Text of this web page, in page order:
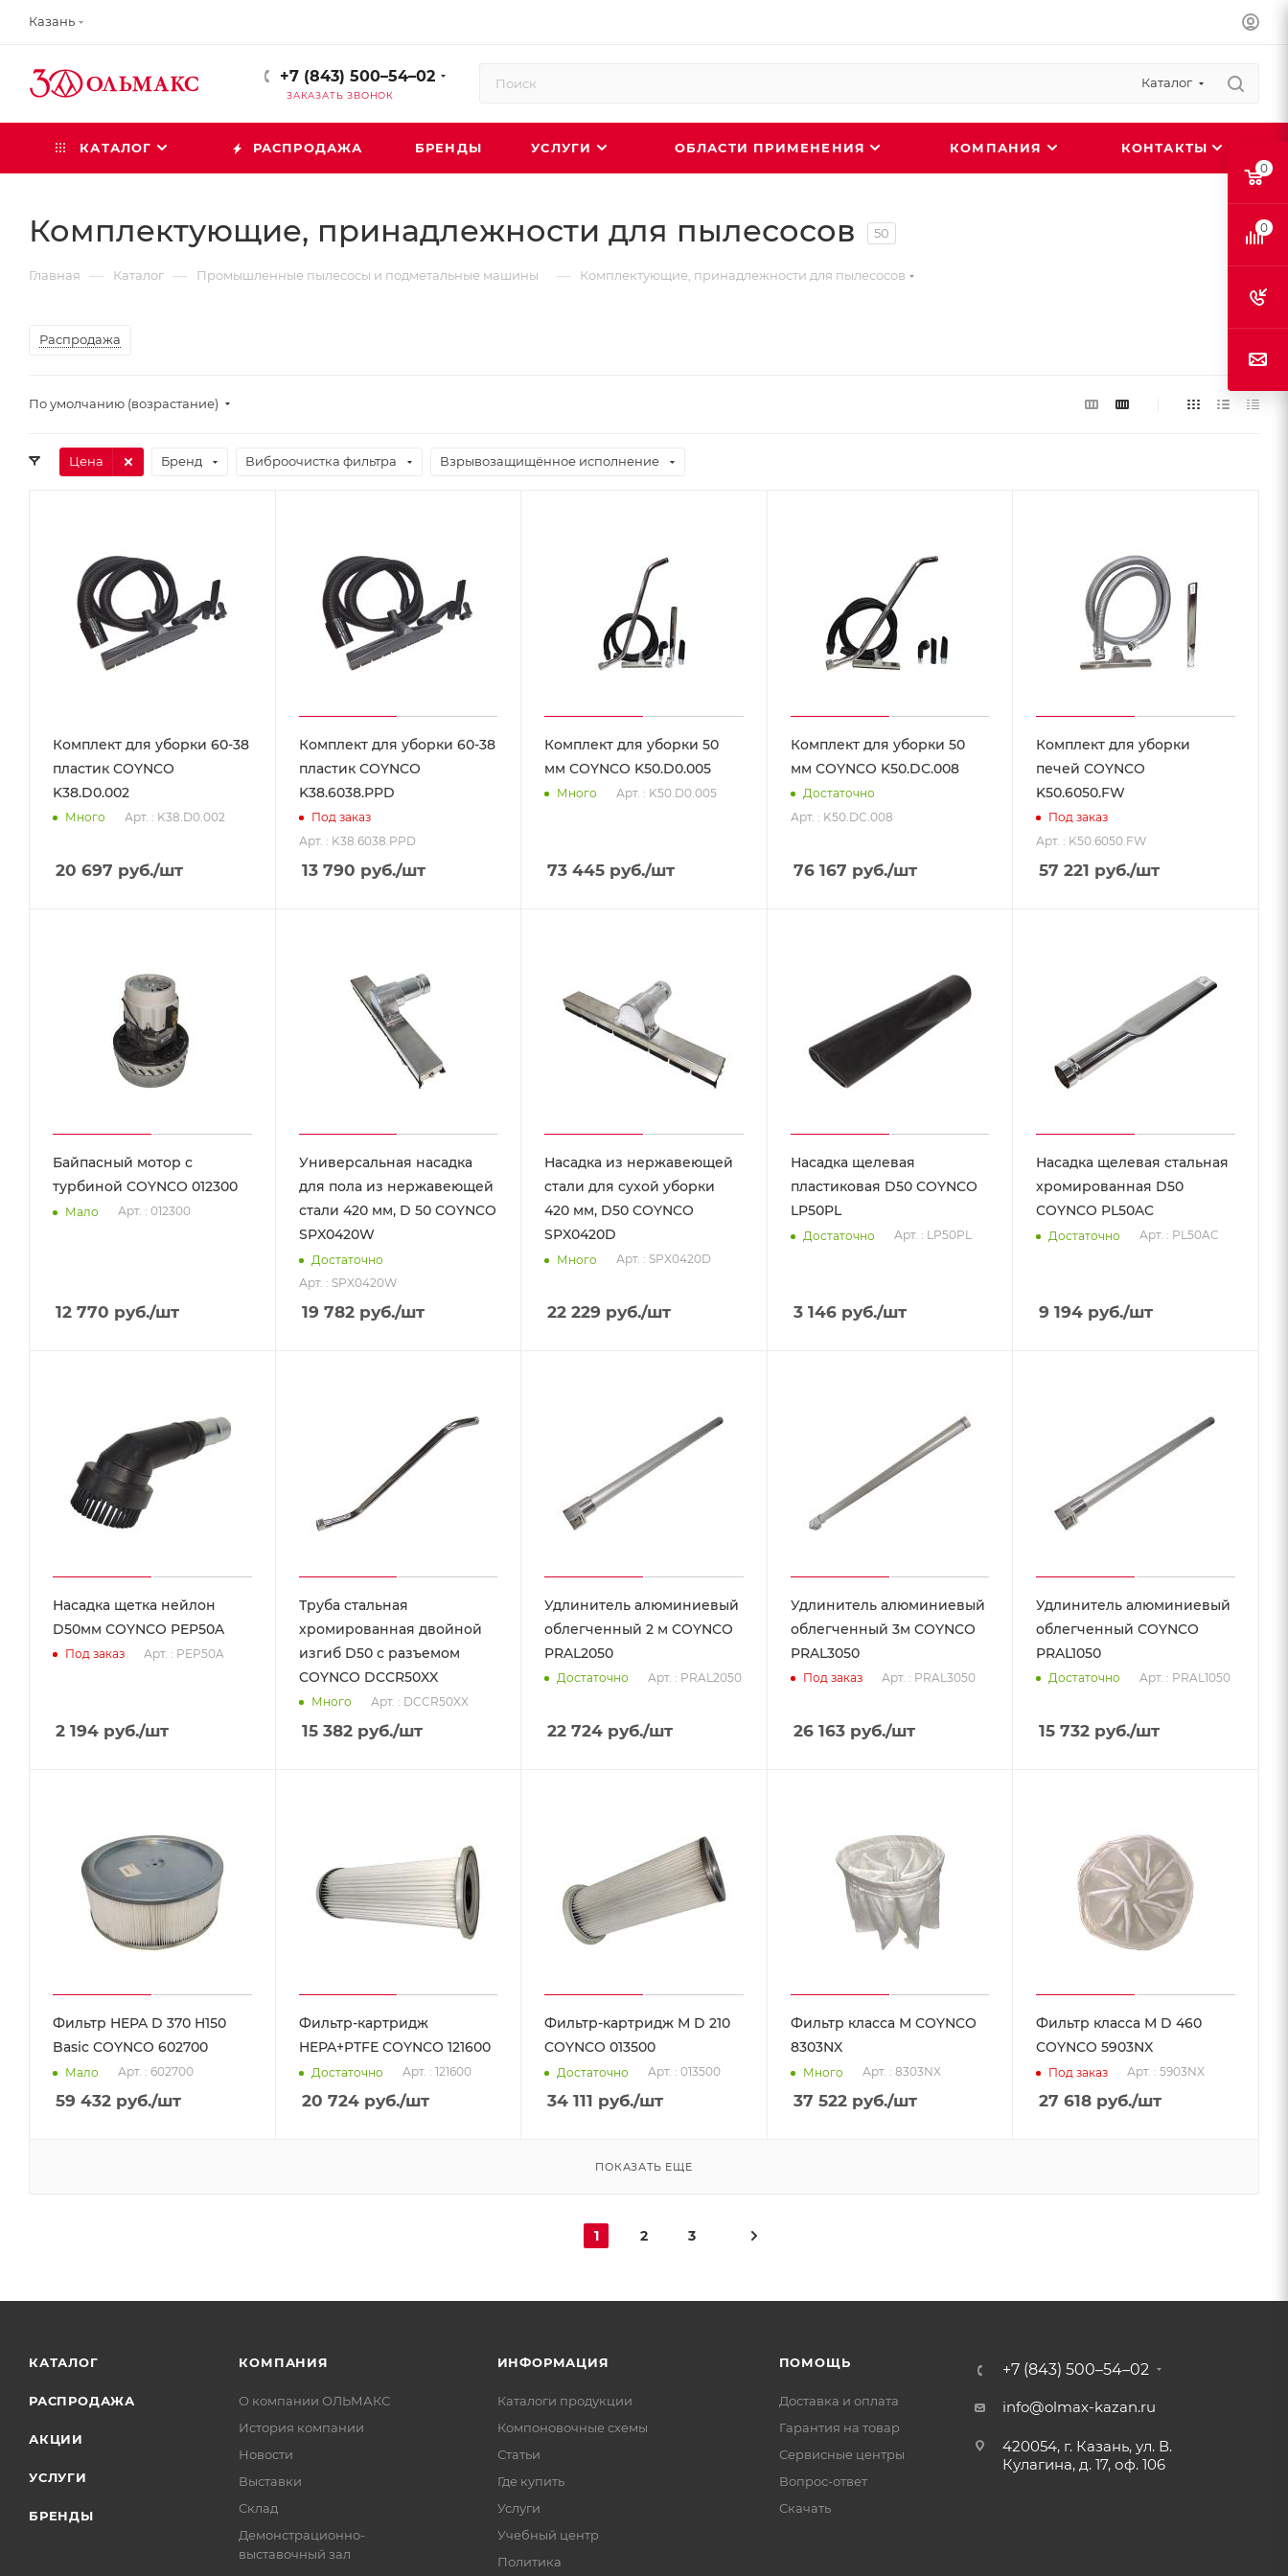
Казань
+7 (843) 500–54–02
ЗАКАЗАТЬ ЗВОНОК
Каталог
КАТАЛОГ РАСПРОДАЖА БРЕНДЫ УСЛУГИ ОБЛАСТИ ПРИМЕНЕНИЯ КОМПАНИЯ КОНТАКТЫ
Комплектующие, принадлежности для пылесосов 50
Главная — Каталог — Промышленные пылесосы и подметальные машины — Комплектующие, принадлежности для пылесосов
Распродажа
По умолчанию (возрастание)
Цена Бренд Виброочистка фильтра Взрывозащищённое исполнение
Комплект для уборки 60-38
пластик COYNCO
K38.D0.002
Много Арт. : K38.D0.002
20 697 руб./шт
Комплект для уборки 60-38
пластик COYNCO
K38.6038.PPD
Под заказ
Арт. : K38.6038.PPD
13 790 руб./шт
Комплект для уборки 50
мм COYNCO K50.D0.005
Много Арт. : K50.D0.005
73 445 руб./шт
Комплект для уборки 50
мм COYNCO K50.DC.008
Достаточно
Арт. : K50.DC.008
76 167 руб./шт
Комплект для уборки
печей COYNCO
K50.6050.FW
Под заказ
Арт. : K50.6050.FW
57 221 руб./шт
Байпасный мотор с
турбиной COYNCO 012300
Мало Арт. : 012300
12 770 руб./шт
Универсальная насадка
для пола из нержавеющей
стали 420 мм, D 50 COYNCO
SPX0420W
Достаточно
Арт. : SPX0420W
19 782руб./шт
Насадка из нержавеющей
стали для сухой уборки
420 мм, D50 COYNCO
SPX0420D
Много Арт. : SPX0420D
22 229 руб./шт
Насадка щелевая
пластиковая D50 COYNCO
LP50PL
Достаточно Арт. : LP50PL
3 146руб./шт
Насадка щелевая стальная
хромированная D50
COYNCO PL50AC
Достаточно Арт. : PL50AC
9 194 руб./шт
Насадка щетка нейлон
D50мм COYNCO PEP50A
Под заказ Арт. : PEP50A
2 194 руб./шт
Труба стальная
хромированная двойной
изгиб D50 с разъемом
COYNCO DCCR50XX
Много Арт. : DCCR50XX
15 382руб./шт
Удлинитель алюминиевый
облегченный 2 м COYNCO
PRAL2050
Достаточно Арт. : PRAL2050
22 724 руб./шт
Удлинитель алюминиевый
облегченный 3м COYNCO
PRAL3050
Под заказ Арт. : PRAL3050
26 163руб./шт
Удлинитель алюминиевый
облегченный COYNCO
PRAL1050
Достаточно Арт. : PRAL1050
15 732 руб./шт
Фильтр HEPA D 370 H150
Basic COYNCO 602700
Мало Арт. : 602700
59 432 руб./шт
Фильтр-картридж
HEPA+PTFE COYNCO 121600
Достаточно Арт. : 121600
20 724руб./шт
Фильтр-картридж М D 210
COYNCO 013500
Достаточно Арт. : 013500
34 111 руб./шт
Фильтр класса М COYNCO
8303NX
Много Арт. : 8303NX
37 522руб./шт
Фильтр класса М D 460
COYNCO 5903NX
Под заказ Арт. : 5903NX
27 618 руб./шт
ПОКАЗАТЬ ЕЩЕ
1 2 3
КАТАЛОГ
РАСПРОДАЖА
АКЦИИ
УСЛУГИ
БРЕНДЫ
КОМПАНИЯ
О компании ОЛЬМАКС
История компании
Новости
Выставки
Склад
Демонстрационно-
выставочный зал
ИНФОРМАЦИЯ
Каталоги продукции
Компоновочные схемы
Статьи
Где купить
Услуги
Учебный центр
Политика
ПОМОЩЬ
Доставка и оплата
Гарантия на товар
Сервисные центры
Вопрос-ответ
Скачать
+7 (843) 500–54–02
info@olmax-kazan.ru
420054, г. Казань, ул. В.
Кулагина, д. 17, оф. 106
0
0